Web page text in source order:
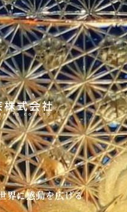
界に感動を広げる